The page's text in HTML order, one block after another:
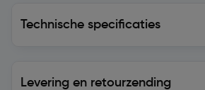
Technische specificaties
Levering en retourzending